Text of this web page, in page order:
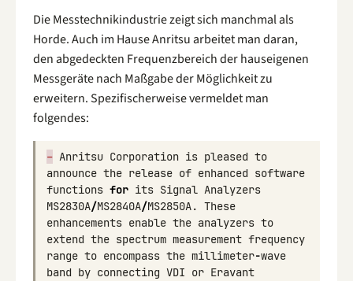
Die Messtechnikindustrie zeigt sich manchmal als
Horde. Auch im Hause Anritsu arbeitet man daran,
den abgedeckten Frequenzbereich der hauseigenen
Messgeräte nach Maßgabe der Möglichkeit zu
erweitern. Spezifischerweise vermeldet man
folgendes:
– Anritsu Corporation is pleased to
announce the release of enhanced software
functions for its Signal Analyzers
MS2830A/MS2840A/MS2850A. These
enhancements enable the analyzers to
extend the spectrum measurement frequency
range to encompass the millimeter-wave
band by connecting VDI or Eravant